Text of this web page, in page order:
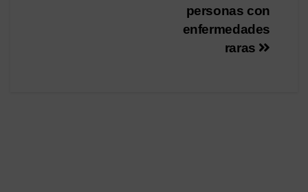
personas con
enfermedades
raras